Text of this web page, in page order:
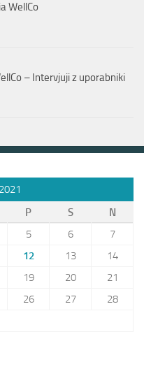
WellCo
– Intervjuji z uporabniki
P S
N
5 6
7
12 13
14
19 20
21
26 27
28